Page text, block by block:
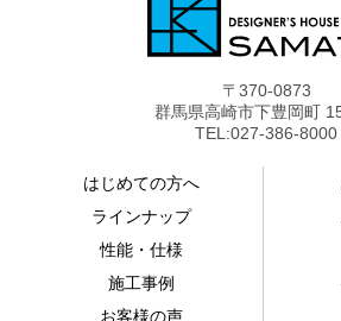
〒370-0873
群馬県高崎市下豊岡町
TEL:027-386-8000
はじめての方へ
ラインナップ
性能・仕様
施工事例
お客様の声